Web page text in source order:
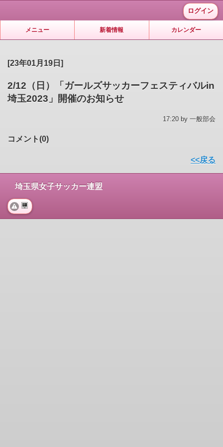
ログイン
メニュー 新着情報 カレンダー
[23年01月19日]
2/12（日）「ガールズサッカーフェスティバルin
埼玉2023」開催のお知らせ
17:20 by 一般部会
コメント(0)
<<戻る
埼玉県女子サッカー連盟